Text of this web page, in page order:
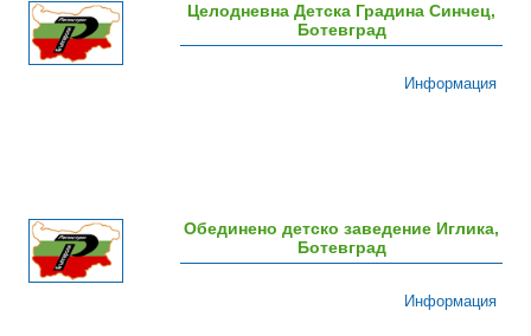
Целодневна Детска Градина Синчец,
Ботевград
Информация
Обединено детско заведение Иглика,
Ботевград
Информация